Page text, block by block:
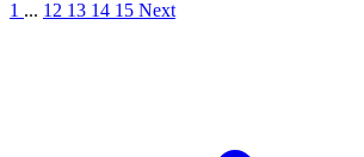
1 ... 12 13 14 15 Next